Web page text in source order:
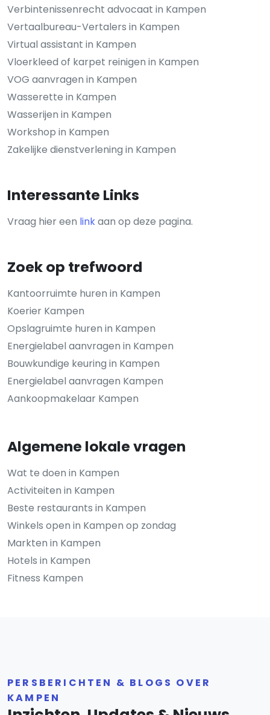
Verbintenissenrecht advocaat in Kampen
Vertaalbureau-Vertalers in Kampen
Virtual assistant in Kampen
Vloerkleed of karpet reinigen in Kampen
VOG aanvragen in Kampen
Wasserette in Kampen
Wasserijen in Kampen
Workshop in Kampen
Zakelijke dienstverlening in Kampen
Interessante Links
Vraag hier een linkaan op deze pagina.
Zoek op trefwoord
Kantoorruimte huren in Kampen
Koerier Kampen
Opslagruimte huren in Kampen
Energielabel aanvragen in Kampen
Bouwkundige keuring in Kampen
Energielabel aanvragen Kampen
Aankoopmakelaar Kampen
Algemene lokale vragen
Wat te doen in Kampen
Activiteiten in Kampen
Beste restaurants in Kampen
Winkels open in Kampen op zondag
Markten in Kampen
Hotels in Kampen
Fitness Kampen
PERSBERICHTEN & BLOGS OVER
KAMPEN